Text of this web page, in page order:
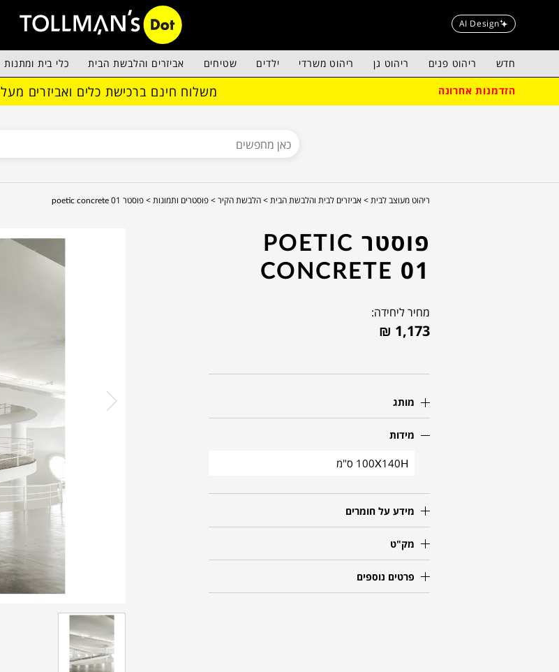
AI Design
חדש ריהוט פנים ריהוט גן ריהוט משרדי ילדים שטיחים אביזרים והלבשת הבית כלי בית ומתנות
הזדמנות אחרונה משלוח חינם ברכישת כלים ואביזרים מעל
ריהוט מעוצב לבית > אביזרים לבית והלבשת הבית > הלבשת הקיר > פוסטרים ותמונות > פוסטר poetic concrete 01
פוסטר POETIC
CONCRETE 01
מחיר ליחידה:
₪ 1,173
מותג
מידות
100X140H ס"מ
מידע על חומרים
מק"ט
פרטים נוספים